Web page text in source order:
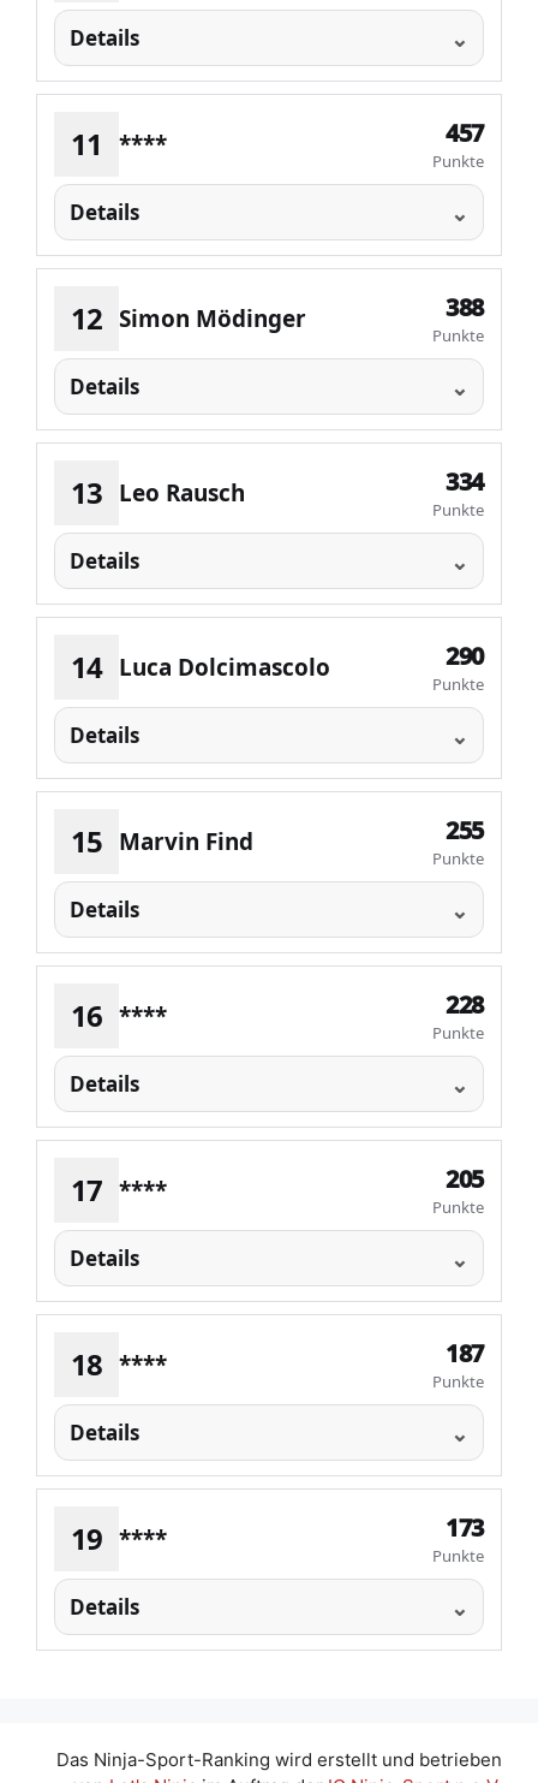
Details
11 **** 457
Punkte
Details
12 Simon Mödinger 388
Punkte
Details
13 Leo Rausch 334
Punkte
Details
14 Luca Dolcimascolo 290
Punkte
Details
15 Marvin Find 255
Punkte
Details
16 **** 228
Punkte
Details
17 **** 205
Punkte
Details
18 **** 187
Punkte
Details
19 **** 173
Punkte
Details
Das Ninja-Sport-Ranking wird erstellt und betrieben